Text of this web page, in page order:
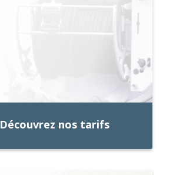
Découvrez nos tarifs